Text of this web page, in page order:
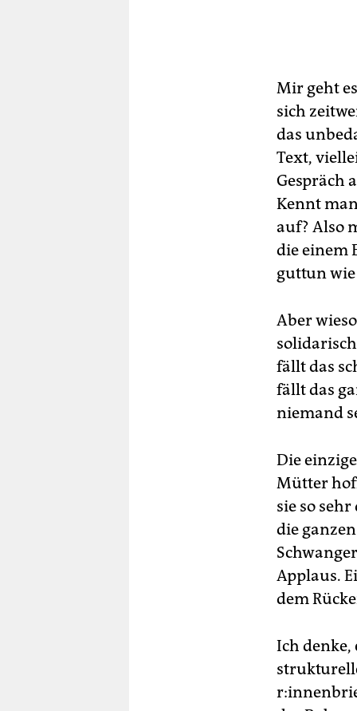
Mir geht
sich
das
Text,
Gespräch
Kennt
auf? Also
die einem
guttun
Aber
fällt das
fällt das
niemand
Die
Mütter
sie so
die
Applaus.
dem
Ich denke,